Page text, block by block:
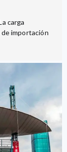
carga
de importación